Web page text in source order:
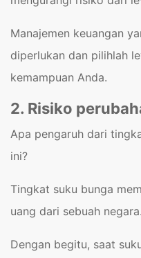
Manajemen keuangan
diperlukan dan pilihlah
kemampuan Anda.
2. Risiko
Apa pengaruh dari
ini?
Tingkat suku bunga
uang dari sebuah negara.
Dengan begitu, saat